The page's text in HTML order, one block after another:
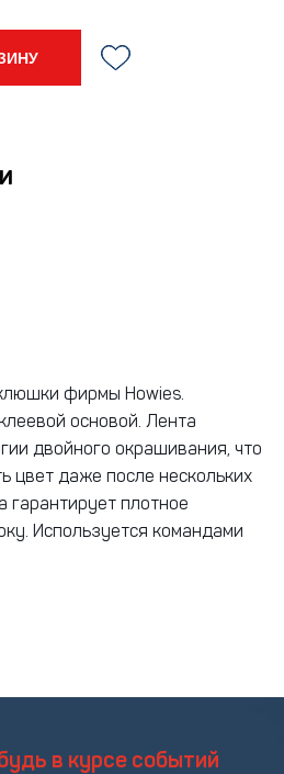
фирмы Howies.
основой. Лента
двойного окрашивания, что
цвет даже после нескольких
гарантирует плотное
Используется командами
в курсе событий